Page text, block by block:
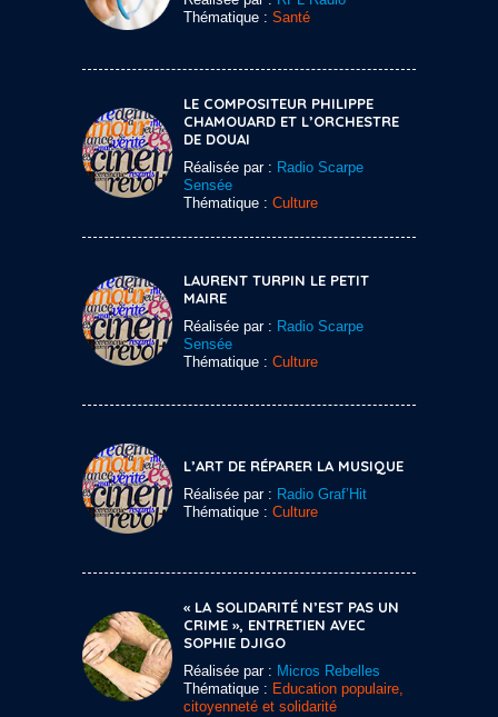
Thématique : Santé
LE COMPOSITEUR PHILIPPE
CHAMOUARD ET L’ORCHESTRE
DE DOUAI
Réalisée par : Radio Scarpe
Sensée
Thématique : Culture
LAURENT TURPIN LE PETIT
MAIRE
Réalisée par : Radio Scarpe
Sensée
Thématique : Culture
L’ART DE RÉPARER LA MUSIQUE
Réalisée par : Radio Graf’Hit
Thématique : Culture
« LA SOLIDARITÉ N’EST PAS UN
CRIME », ENTRETIEN AVEC
SOPHIE DJIGO
Réalisée par : Micros Rebelles
Thématique : Education populaire,
citoyenneté et solidarité